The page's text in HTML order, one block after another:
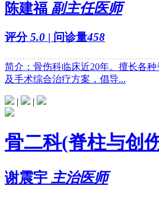
陈建福 副主任医师
评分5.0 | 问诊量458
简介：骨伤科临床近20年。擅长各
及手术综合治疗方案，倡导...
| |
骨二科(脊柱与创
谢震宇 主治医师